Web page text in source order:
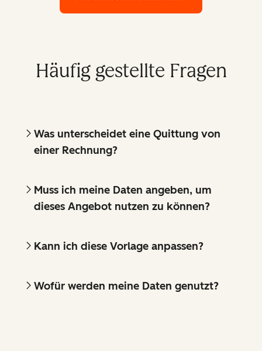
Häufig gestellte Fragen
Was unterscheidet eine Quittung von
einer Rechnung?
Muss ich meine Daten angeben, um
dieses Angebot nutzen zu können?
Kann ich diese Vorlage anpassen?
Wofür werden meine Daten genutzt?